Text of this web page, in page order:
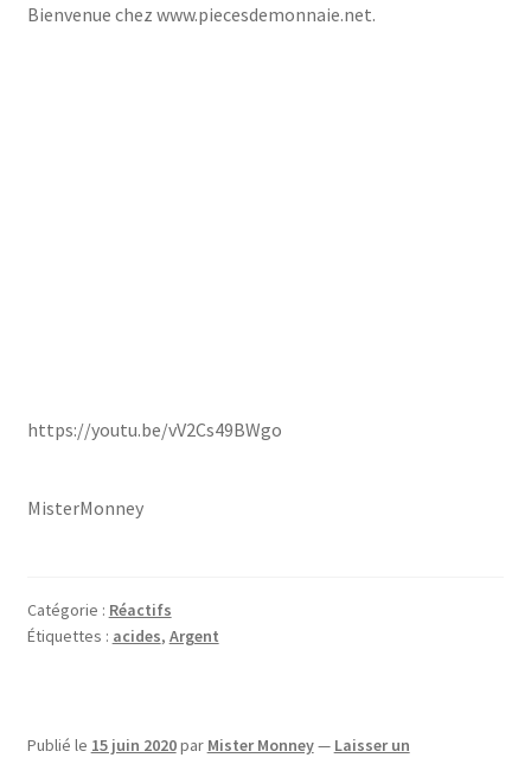
Bienvenue chez www.piecesdemonnaie.net.
https://youtu.be/vV2Cs49BWgo
MisterMonney
Catégorie : Réactifs
Étiquettes : acides, Argent
Publié le 15 juin 2020par Mister Monney— Laisser un